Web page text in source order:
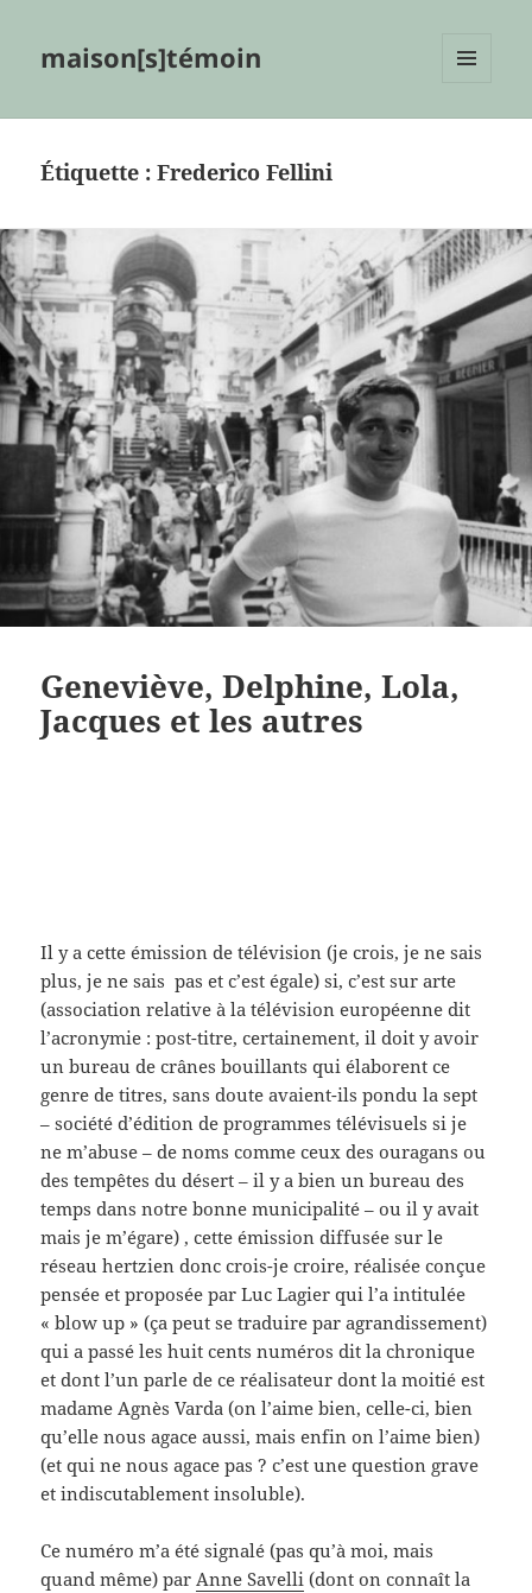
maison[s]témoin
Étiquette :Frederico Fellini
Geneviève, Delphine, Lola,
Jacques et les autres
Il y a cette émission de télévision (je crois, je ne sais
plus, je ne sais pas et c’est égale) si, c’est sur arte
(association relative à la télévision européenne dit
l’acronymie : post-titre, certainement, il doit y avoir
un bureau de crânes bouillants qui élaborent ce
genre de titres, sans doute avaient-ils pondu la sept
– société d’édition de programmes télévisuels si je
ne m’abuse – de noms comme ceux des ouragans ou
des tempêtes du désert – il y a bien un bureau des
temps dans notre bonne municipalité – ou il y avait
mais je m’égare) , cette émission diffusée sur le
réseau hertzien donc crois-je croire, réalisée conçue
pensée et proposée par Luc Lagier qui l’a intitulée
« blow up » (ça peut se traduire par agrandissement)
qui a passé les huit cents numéros dit la chronique
et dont l’un parle de ce réalisateur dont la moitié est
madame Agnès Varda (on l’aime bien, celle-ci, bien
qu’elle nous agace aussi, mais enfin on l’aime bien)
(et qui ne nous agace pas ? c’est une question grave
et indiscutablement insoluble).
Ce numéro m’a été signalé (pas qu’à moi, mais
quand même) parAnne Savelli (dont on connaît la